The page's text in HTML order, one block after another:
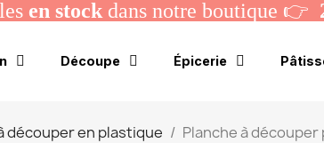
en stockdans notre boutique 👉
Découpe Épicerie
découper en plastique
Planche à découper